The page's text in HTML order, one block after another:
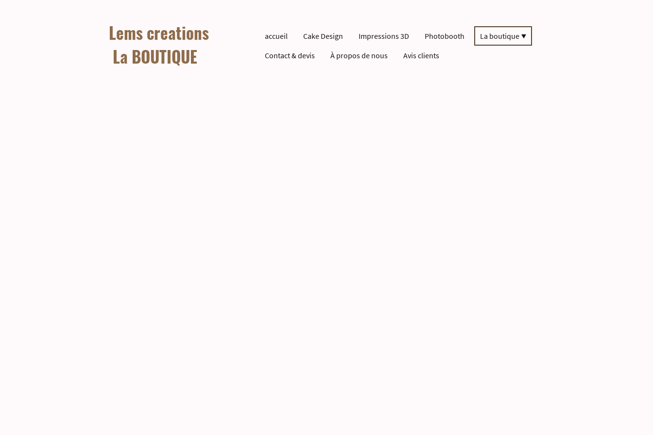
Lems creations
La BOUTIQUE
accueil Cake Design Impressions 3D Photobooth
La boutique
Contact & devis
À propos de nous Avis clients